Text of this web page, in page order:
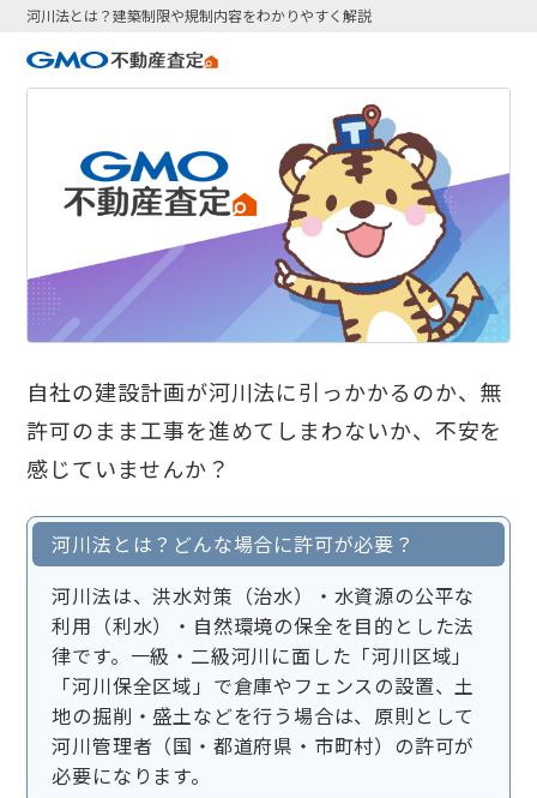
河川法とは？建築制限や規制内容をわかりやすく解説
自社の建設計画が河川法に引っかかるのか、無
許可のまま工事を進めてしまわないか、不安を
感じていませんか？
河川法とは？どんな場合に許可が必要？
河川法は、洪水対策（治水）・水資源の公平な
利用（利水）・自然環境の保全を目的とした法
律です。一級・二級河川に面した「河川区域」
「河川保全区域」で倉庫やフェンスの設置、土
地の掘削・盛土などを行う場合は、原則として
河川管理者（国・都道府県・市町村）の許可が
必要になります。